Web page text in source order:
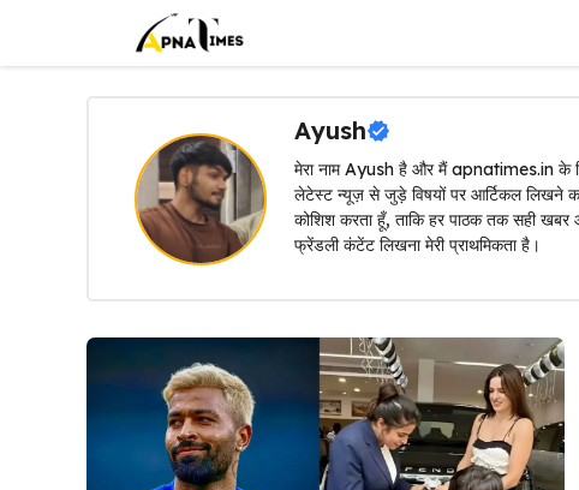
content
Ayush
मेरा नाम Ayush है और मैं apnatimes.in के
लेटेस्ट न्यूज़ से जुड़े विषयों पर आर्टिकल लिखने
कोशिश करता हूँ, ताकि हर पाठक तक सही
फ्रेंडली कंटेंट लिखना मेरी प्राथमिकता है।